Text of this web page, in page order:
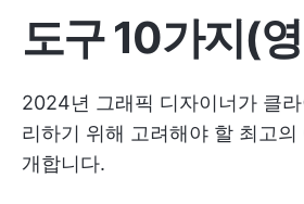
도구 10가지(
2024년 그래픽 디자이너가 클
리하기 위해 고려해야 할 최고의
개합니다.